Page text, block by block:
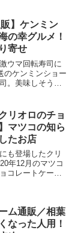
...
販】ケンミン
の幸グルメ！
寄せ
ウマ回転寿司に
のケンミンショー
。美味しそうな
紹介！！富山湾
リオロのチョ
マツコの知ら
たお店
も登場したクリ
年12月のマツコ
コレートケーキ
ム通販／相葉
なった人用！